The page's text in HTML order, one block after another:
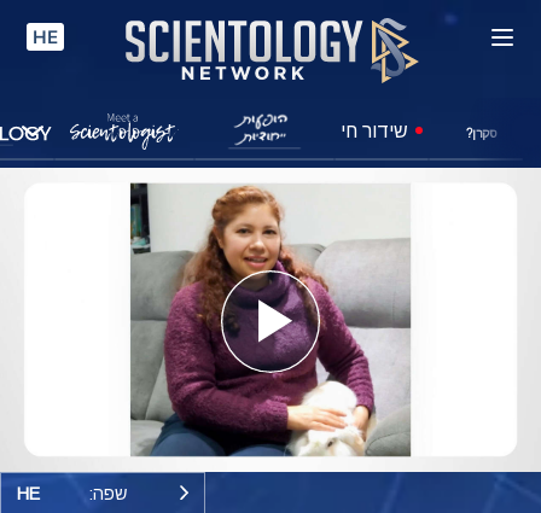
HE
סקרן? שידור חי
Play
Video
שפה: HE